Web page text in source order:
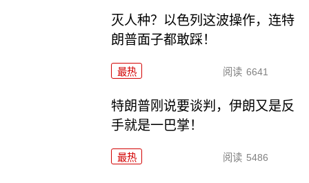
灭人种？以色列这波操作，连特
朗普面子都敢踩！
最热 阅读 6641
特朗普刚说要谈判，伊朗又是反
手就是一巴掌！
最热 阅读 5486